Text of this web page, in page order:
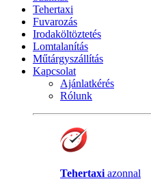
Tehertaxi
Fuvarozás
Irodaköltöztetés
Lomtalanítás
Műtárgyszállítás
Kapcsolat
Ajánlatkérés
Rólunk
Tehertaxi azonnal